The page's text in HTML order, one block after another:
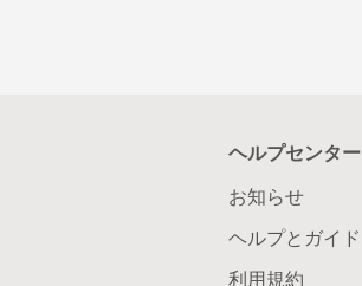
ヘルプセンター
お知らせ
ヘルプとガイド
利用規約